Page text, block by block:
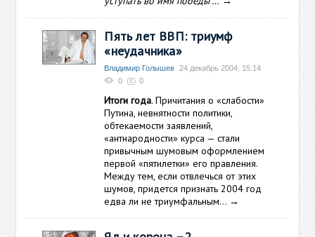
Пять лет ВВП: триумф
«неудачника»
Владимир Голышев
24 декабрь 2004, 15:14
0
0
Итоги года. Причитания о «слабости»
Путина, невнятности политики,
обтекаемости заявлений,
«антнародности» курса — стали
привычным шумовым оформлением
первой «пятилетки» его правления.
Между тем, если отвлечься от этих
шумов, придется признать 2004 год
едва ли не триумфальным… →